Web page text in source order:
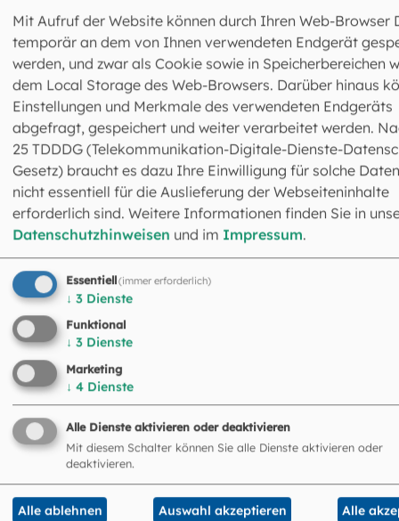
Dr. Gabriela Grunden
Abteilungsleiterin
089 2137-74314
ggrunden@eomuc.de
Das könnte Sie auch
interessieren
© Robert Kiderle / EOM
Mit Aufruf der Website können durch Ihren Web-Browser
temporär an dem von Ihnen verwendeten Endgerät
werden, und zwar als Cookie sowie in Speicherbereichen
dem Local Storage des Web-Browsers. Darüber hinaus
Einstellungen und Merkmale des verwendeten Endgeräts
abgefragt, gespeichert und weiter verarbeitet werden.
25 TDDDG (Telekommunikation-Digitale-Dienste-
Gesetz) braucht es dazu Ihre Einwilligung für solche
nicht essentiell für die Auslieferung der Webseiteninhalte
erforderlich sind. Weitere Informationen finden Sie in
Datenschutzhinweisen und im Impressum.
Essentiell(immer erforderlich)
↓ 3 Dienste
Funktional
↓ 3 Dienste
Marketing
↓ 4 Dienste
Alle Dienste aktivieren oder deaktivieren
Mit diesem Schalter können Sie alle Dienste aktivieren oder
deaktivieren.
Alle ablehnen Auswahl akzeptieren Alle